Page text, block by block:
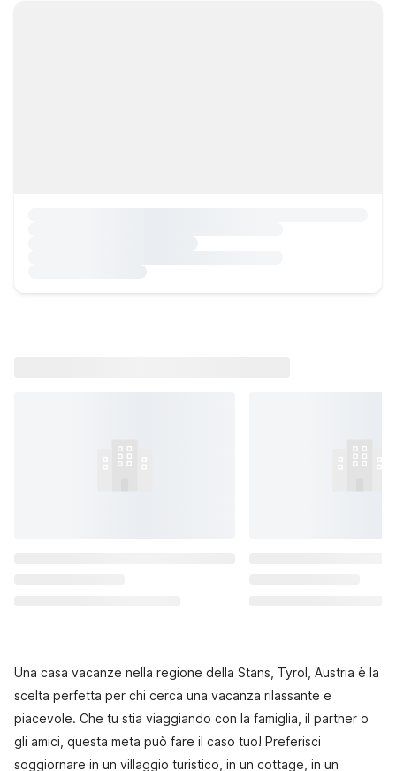
Una casa vacanze nella regione della Stans, Tyrol, Austria è la
scelta perfetta per chi cerca una vacanza rilassante e
piacevole. Che tu stia viaggiando con la famiglia, il partner o
gli amici, questa meta può fare il caso tuo! Preferisci
soggiornare in un villaggio turistico, in un cottage, in un